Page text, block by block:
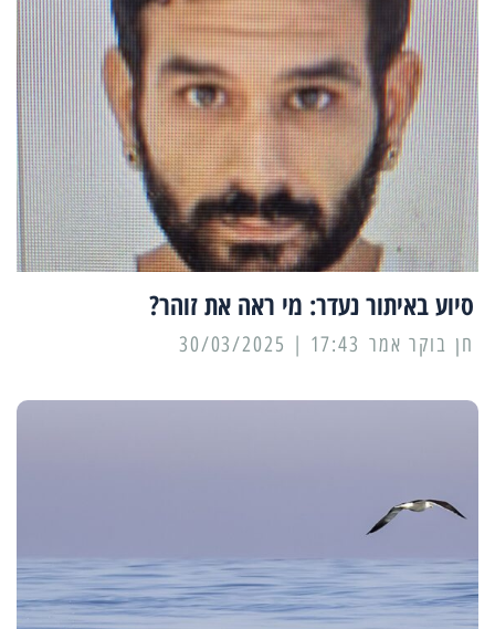
סיוע באיתור נעדר: מי ראה את זוהר?
17:43 | 30/03/2025